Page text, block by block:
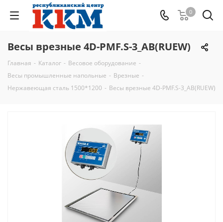
0
Весы врезные 4D-PMF.S-3_AB(RUEW)
Главная - Каталог - Весовое оборудование -
Весы промышленные напольные - Врезные -
Нержавеющая сталь 1500*1200 - Весы врезные 4D-PMF.S-3_AB(RUEW)